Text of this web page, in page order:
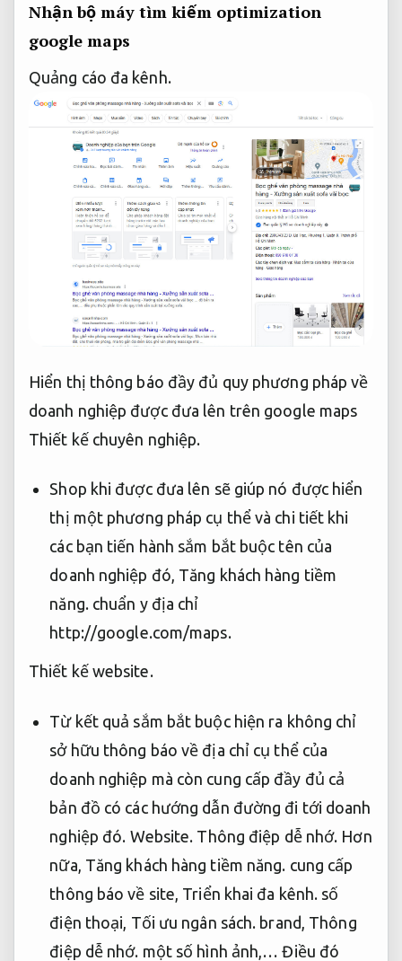
Nhận bộ máy tìm kiếm optimization
google maps
Quảng cáo đa kênh.
Hiển thị thông báo đầy đủ quy phương pháp về
doanh nghiệp được đưa lên trên google maps
Thiết kế chuyên nghiệp.
Shop khi được đưa lên sẽ giúp nó được hiển
thị một phương pháp cụ thể và chi tiết khi
các bạn tiến hành sắm bắt buộc tên của
doanh nghiệp đó, Tăng khách hàng tiềm
năng.chuẩn y địa chỉ
http://google.com/maps.
Thiết kế website.
Từ kết quả sắm bắt buộc hiện ra không chỉ
sở hữu thông báo về địa chỉ cụ thể của
doanh nghiệp mà còn cung cấp đầy đủ cả
bản đồ có các hướng dẫn đường đi tới doanh
nghiệp đó. Website. Thông điệp dễ nhớ. Hơn
nữa, Tăng khách hàng tiềm năng. cung cấp
thông báo về site, Triển khai đa kênh. số
điện thoại, Tối ưu ngân sách. brand, Thông
điệp dễ nhớ. một số hình ảnh,… Điều đó